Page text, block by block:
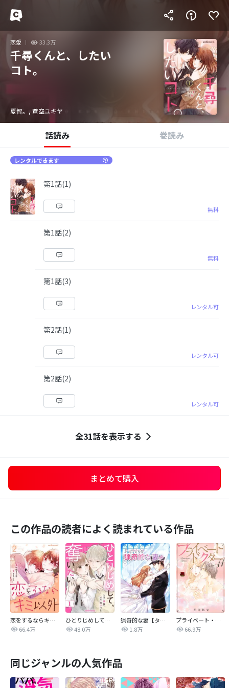
恋愛 33.3万
千尋くんと、したい
コト。
夏智。, 蒼空ユキヤ
話読み 巻読み
レンタルできます
第1話(1)
無料
第1話(2)
無料
第1話(3)
レンタル可
第2話(1)
レンタル可
第2話(2)
レンタル可
全31話を表示する
まとめて購入
この作品の読者によく読まれている作品
恋をするならキミ以外
66.4万
ひとりじめして、奪いたい
48.0万
猟奇的な妻【タテヨミ】
1.8万
プライベート・ドクター
66.9万
同じジャンルの人気作品